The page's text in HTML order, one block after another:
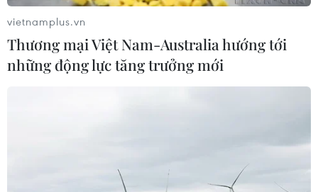
Đẩy mạnh số hóa, xanh hóa thúc đẩy chất
lượng ngành bưu chính
vietnamplus.vn
Thương mại Việt Nam-Australia hướng tới
những động lực tăng trưởng mới